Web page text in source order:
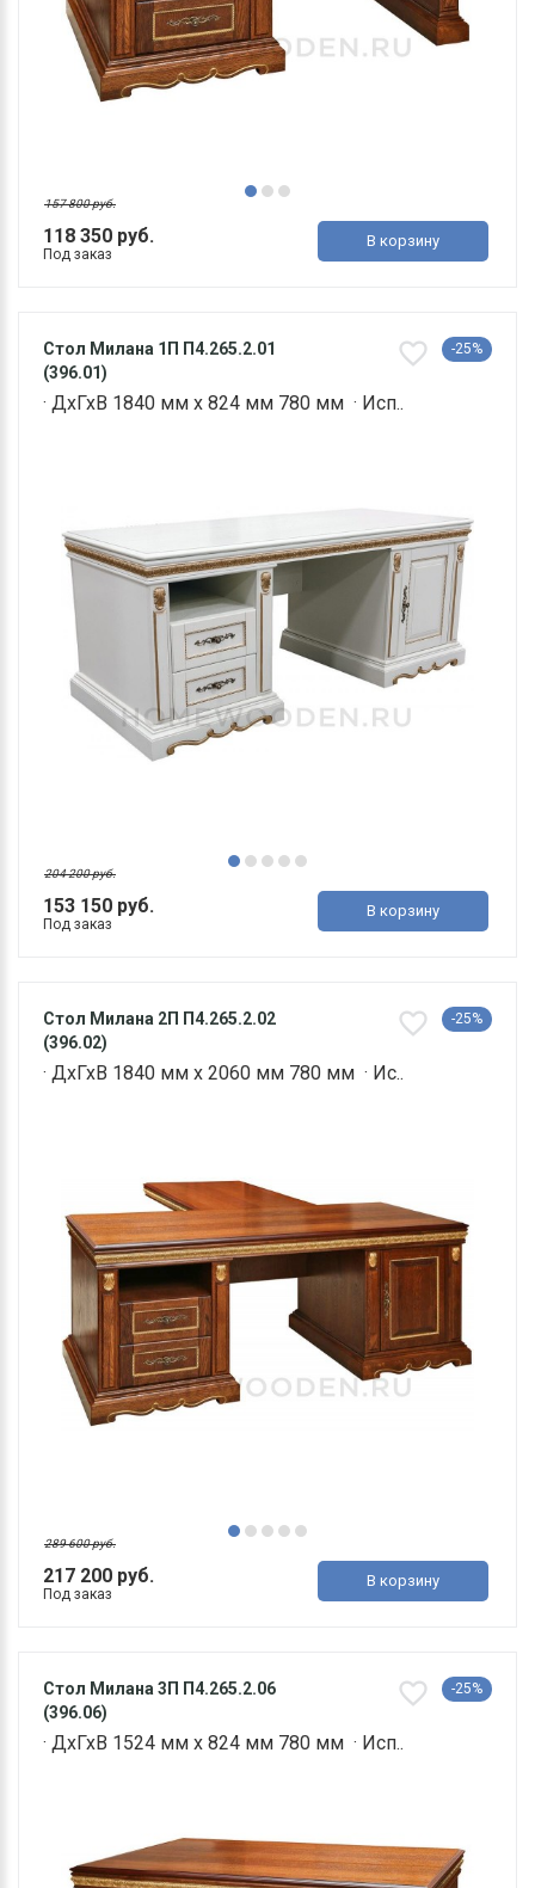
118 350 руб.
157 800 руб.
Под заказ
В корзину
Стол Милана 1П П4.265.2.01
(396.01)
-25%
· ДхГхВ 1840 мм х 824 мм 780 мм · Исп..
153 150 руб.
204 200 руб.
Под заказ
В корзину
Стол Милана 2П П4.265.2.02
(396.02)
-25%
· ДхГхВ 1840 мм х 2060 мм 780 мм · Ис..
217 200 руб.
289 600 руб.
Под заказ
В корзину
Стол Милана 3П П4.265.2.06
(396.06)
-25%
· ДхГхВ 1524 мм х 824 мм 780 мм · Исп..